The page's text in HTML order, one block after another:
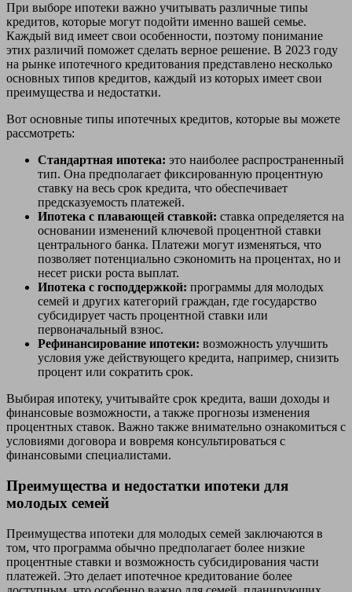
При выборе ипотеки важно учитывать различные типы
кредитов, которые могут подойти именно вашей семье.
Каждый вид имеет свои особенности, поэтому понимание
этих различий поможет сделать верное решение. В 2023 году
на рынке ипотечного кредитования представлено несколько
основных типов кредитов, каждый из которых имеет свои
преимущества и недостатки.
Вот основные типы ипотечных кредитов, которые вы можете
рассмотреть:
Стандартная ипотека: это наиболее распространенный
тип. Она предполагает фиксированную процентную
ставку на весь срок кредита, что обеспечивает
предсказуемость платежей.
Ипотека с плавающей ставкой: ставка определяется на
основании изменений ключевой процентной ставки
центрального банка. Платежи могут изменяться, что
позволяет потенциально сэкономить на процентах, но и
несет риски роста выплат.
Ипотека с господдержкой: программы для молодых
семей и других категорий граждан, где государство
субсидирует часть процентной ставки или
первоначальный взнос.
Рефинансирование ипотеки: возможность улучшить
условия уже действующего кредита, например, снизить
процент или сократить срок.
Выбирая ипотеку, учитывайте срок кредита, ваши доходы и
финансовые возможности, а также прогнозы изменения
процентных ставок. Важно также внимательно ознакомиться с
условиями договора и вовремя консультироваться с
финансовыми специалистами.
Преимущества и недостатки ипотеки для
молодых семей
Преимущества ипотеки для молодых семей заключаются в
том, что программа обычно предполагает более низкие
процентные ставки и возможность субсидирования части
платежей. Это делает ипотечное кредитование более